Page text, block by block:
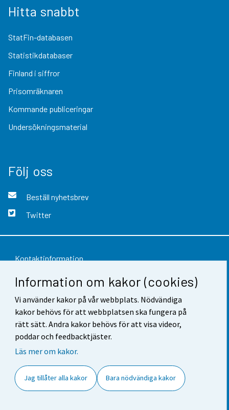
Information om kakor (cookies)
Vi använder kakor på vår webbplats. Nödvändiga
kakor behövs för att webbplatsen ska fungera på
rätt sätt. Andra kakor behövs för att visa videor,
poddar och feedbacktjäster.
Läs mer om kakor.
Jag tillåter alla kakor Bara nödvändiga kakor
Hitta snabbt
StatFin-databasen
Statistikdatabaser
Finland i siffror
Prisomräknaren
Kommande publiceringar
Undersökningsmaterial
Följ oss
Beställ nyhetsbrev
Twitter
Kontaktinformation
Respons
Användarvillkor
Dataskydd
Tillgänglighet
Cookie-inställningar